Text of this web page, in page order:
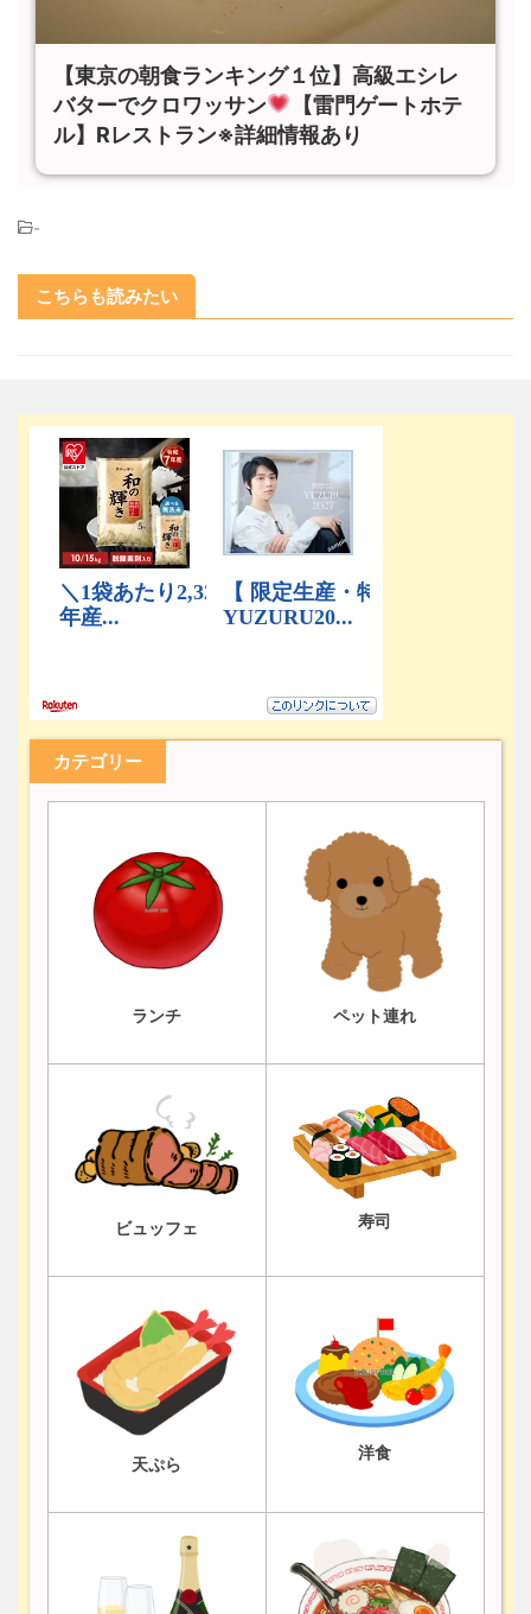
【東京の朝食ランキング１位】高級エシレ
バターでクロワッサン
【雷門ゲートホテ
ル】Rレストラン※詳細情報あり
-
こちらも読みたい
カテゴリー
ランチ ペット連れ
ビュッフェ 寿司
天ぷら
洋食